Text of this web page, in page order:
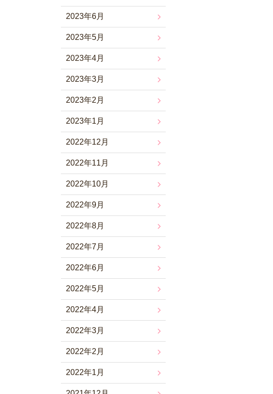
2023年6月
2023年5月
2023年4月
2023年3月
2023年2月
2023年1月
2022年12月
2022年11月
2022年10月
2022年9月
2022年8月
2022年7月
2022年6月
2022年5月
2022年4月
2022年3月
2022年2月
2022年1月